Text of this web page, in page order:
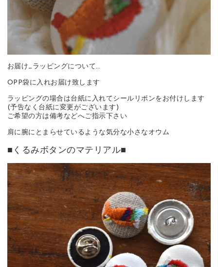
お届け_ラッピングについて…
OPP袋に入れお届け致します
ラッピングの場合は台紙に入れてシールリボンをお付けします
(予告なく台紙に変更がございます)
ご希望の方は備考などへご指示下さい
肩に腕にとまらせているような気分な小さなオウム
■くるみボタンのマテリアル■